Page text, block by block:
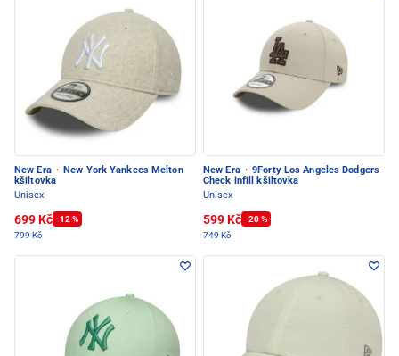
New Era · New York Yankees Melton
kšiltovka
Unisex
699 Kč -12 %
799 Kč
New Era · 9Forty Los Angeles Dodgers
Check infill kšiltovka
Unisex
599 Kč -20 %
749 Kč